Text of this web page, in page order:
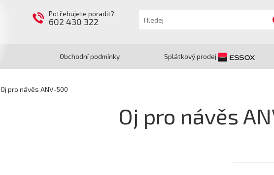
Potřebujete poradit?
602 430 322
Obchodní podmínky Splátkový prodej
Oj pro návěs ANV-500
Oj pro návěs